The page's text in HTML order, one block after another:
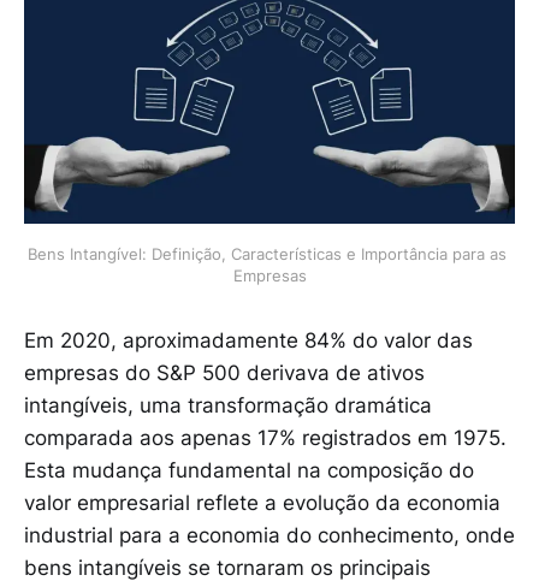
Bens Intangível: Definição, Características e Importância para as
Empresas
Em 2020, aproximadamente 84% do valor das
empresas do S&P 500 derivava de ativos
intangíveis, uma transformação dramática
comparada aos apenas 17% registrados em 1975.
Esta mudança fundamental na composição do
valor empresarial reflete a evolução da economia
industrial para a economia do conhecimento, onde
bens intangíveis se tornaram os principais